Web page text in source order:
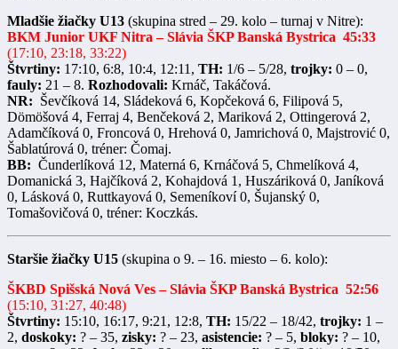
Mladšie žiačky U13 (skupina stred – 29. kolo – turnaj v Nitre):
BKM Junior UKF Nitra – Slávia ŠKP Banská Bystrica 45:33
(17:10, 23:18, 33:22)
Štvrtiny: 17:10, 6:8, 10:4, 12:11, TH: 1/6 – 5/28, trojky: 0 – 0,
fauly: 21 – 8. Rozhodovali: Krnáč, Takáčová.
NR: Ševčíková 14, Sládeková 6, Kopčeková 6, Filipová 5,
Dömöšová 4, Ferraj 4, Benčeková 2, Mariková 2, Ottingerová 2,
Adamčíková 0, Froncová 0, Hrehová 0, Jamrichová 0, Majstrović 0,
Šablatúrová 0, tréner: Čomaj.
BB: Čunderlíková 12, Materná 6, Krnáčová 5, Chmelíková 4,
Domanická 3, Hajčíková 2, Kohajdová 1, Huszáriková 0, Janíková
0, Lásková 0, Ruttkayová 0, Semeníkoví 0, Šujanský 0,
Tomašovičová 0, tréner: Koczkás.
Staršie žiačky U15 (skupina o 9. – 16. miesto – 6. kolo):
ŠKBD Spišská Nová Ves– Slávia ŠKP Banská Bystrica 52:56
(15:10, 31:27, 40:48)
Štvrtiny: 15:10, 16:17, 9:21, 12:8, TH: 15/22 – 18/42, trojky: 1 –
2, doskoky: ? – 35, zisky: ? – 23, asistencie: ? – 5, bloky: ? – 10,